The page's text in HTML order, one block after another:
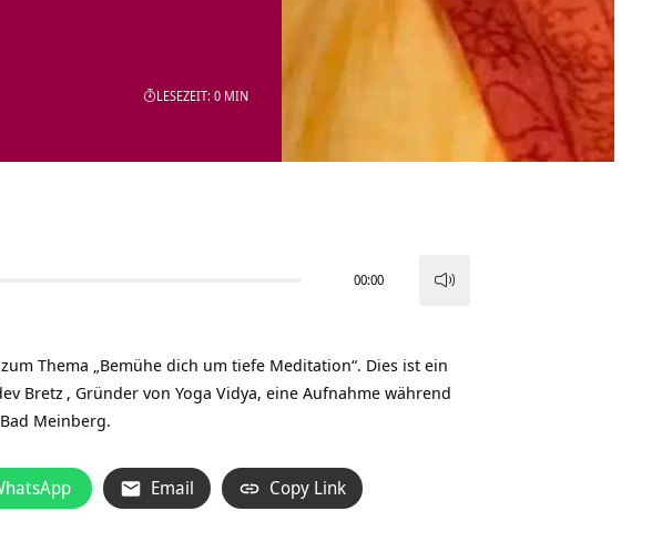
LESEZEIT: 0 MIN
00:00
Thema „Bemühe dich um tiefe Meditation“. Dies ist ein
Bretz, Gründer von Yoga Vidya, eine Aufnahme während
Meinberg.
Email Copy Link